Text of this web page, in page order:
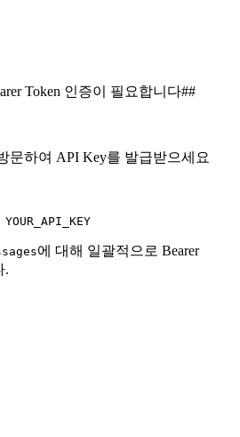
Token 인증이 필요합니다##
문하여 API Key를 발급받으세요
에 대해 일괄적으로 Bearer
.